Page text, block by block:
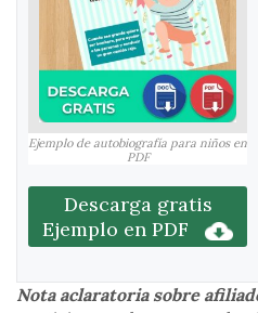
Ejemplo de autobiografía para niños en
PDF
Descarga gratis
Ejemplo en PDF
Nota aclaratoria sobre